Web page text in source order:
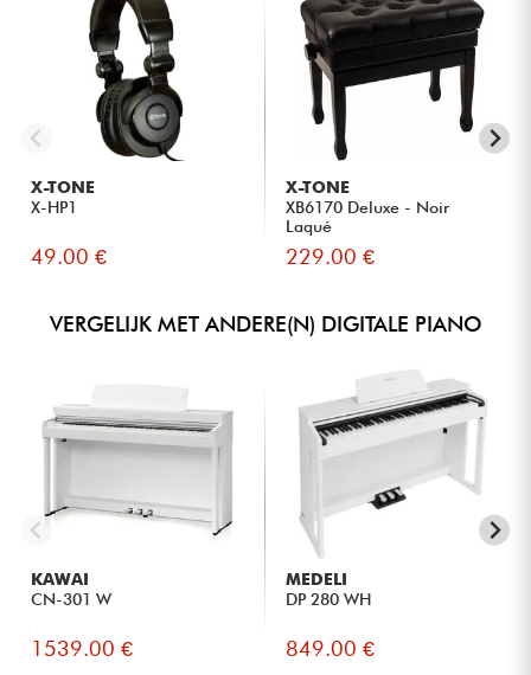
Muziekstudenten die dagelijks willen werken met een
instrument dat kan worden opgewaardeerd.
Gebruikers die willen profiteren van moderne
onderwijstoepassingen dankzij Bluetooth Audio- en MIDI-
aansluitingen.
X-TONE
X-HP1
49.00 €
X-TONE
XB6170 Deluxe - Noir
Laqué
229.00 €
VERGELIJK MET ANDERE(N) DIGITALE PIANO
KAWAI
CN-301 W
1539.00 €
MEDELI
DP 280 WH
849.00 €